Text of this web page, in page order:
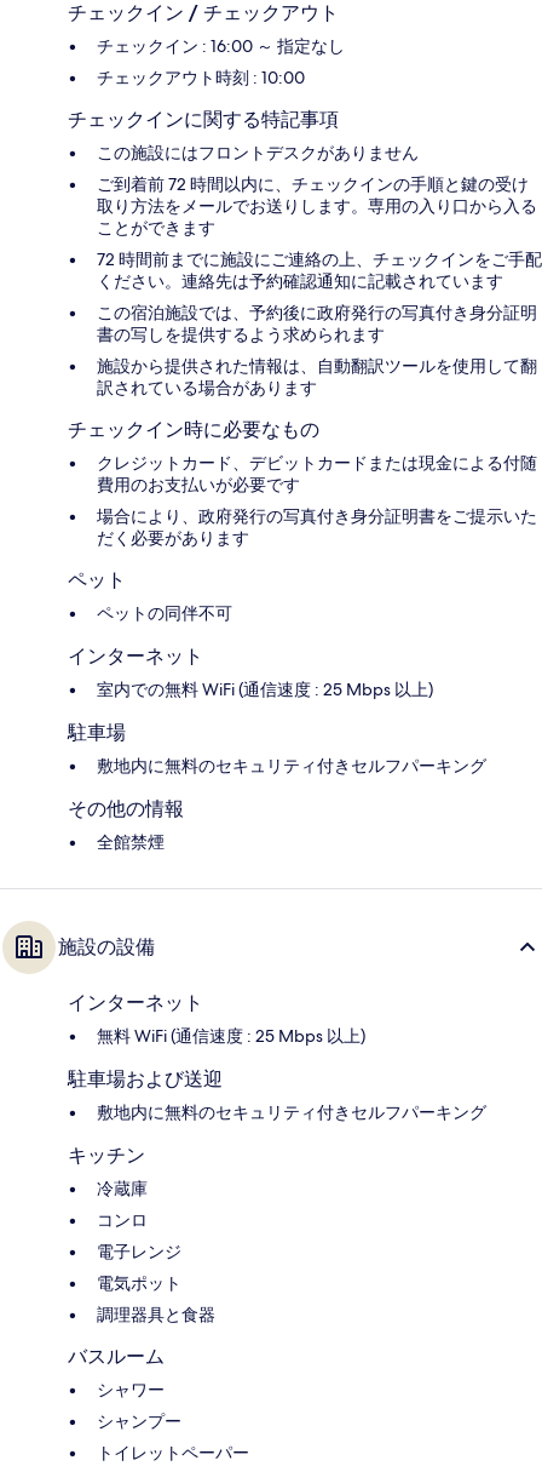
チェックイン / チェックアウト
チェックイン : 16:00 ～ 指定なし
チェックアウト時刻 : 10:00
チェックインに関する特記事項
この施設にはフロントデスクがありません
ご到着前 72 時間以内に、チェックインの手順と鍵の受け
取り方法をメールでお送りします。専用の入り口から入る
ことができます
72 時間前までに施設にご連絡の上、チェックインをご手配
ください。連絡先は予約確認通知に記載されています
この宿泊施設では、予約後に政府発行の写真付き身分証明
書の写しを提供するよう求められます
施設から提供された情報は、自動翻訳ツールを使用して翻
訳されている場合があります
チェックイン時に必要なもの
クレジットカード、デビットカードまたは現金による付随
費用のお支払いが必要です
場合により、政府発行の写真付き身分証明書をご提示いた
だく必要があります
ペット
ペットの同伴不可
インターネット
室内での無料 WiFi (通信速度 : 25 Mbps 以上)
駐車場
敷地内に無料のセキュリティ付きセルフパーキング
その他の情報
全館禁煙
施設の設備
インターネット
無料 WiFi (通信速度 : 25 Mbps 以上)
駐車場および送迎
敷地内に無料のセキュリティ付きセルフパーキング
キッチン
冷蔵庫
コンロ
電子レンジ
電気ポット
調理器具と食器
バスルーム
シャワー
シャンプー
トイレットペーパー